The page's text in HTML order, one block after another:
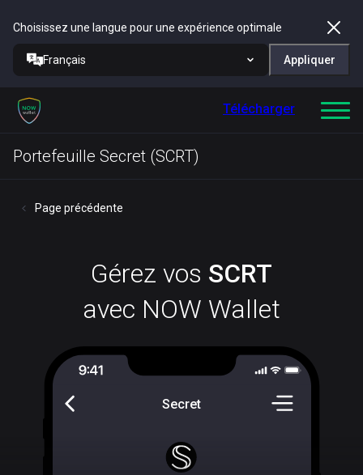
Choisissez une langue pour une expérience optimale
Français Appliquer
Télécharger
Portefeuille Secret (SCRT)
Page précédente
Gérez vos SCRT
avec NOW Wallet
Secret